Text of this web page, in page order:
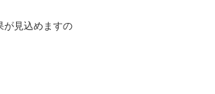
が見込めますの